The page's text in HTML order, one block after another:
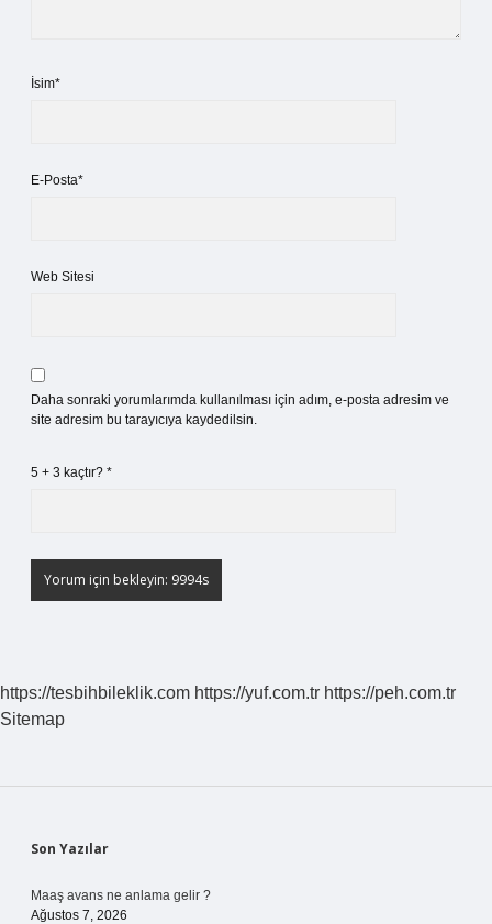
İsim*
E-Posta*
Web Sitesi
Daha sonraki yorumlarımda kullanılması için adım, e-posta adresim ve
site adresim bu tarayıcıya kaydedilsin.
5 + 3 kaçtır? *
https://tesbihbileklik.com https://yuf.com.tr https://peh.com.tr
Sitemap
Sidebar
Son Yazılar
Maaş avans ne anlama gelir ?
Ağustos 7, 2026